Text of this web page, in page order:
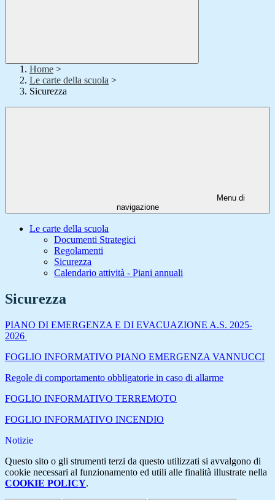
Home >
Le carte della scuola >
Sicurezza
Menu di
navigazione
Le carte della scuola
Documenti Strategici
Regolamenti
Sicurezza
Calendario attività - Piani annuali
Sicurezza
PIANO DI EMERGENZA E DI EVACUAZIONE A.S. 2025-
2026
FOGLIO INFORMATIVO PIANO EMERGENZA VANNUCCI
Regole di comportamento obbligatorie in caso di allarme
FOGLIO INFORMATIVO TERREMOTO
FOGLIO INFORMATIVO INCENDIO
Notizie
Questo sito o gli strumenti terzi da questo utilizzati si avvalgono di
cookie necessari al funzionamento ed utili alle finalità illustrate nella
COOKIE POLICY.